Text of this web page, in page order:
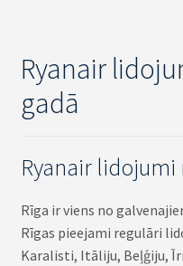
Ryanair
gadā
Ryanair lidojumi
Rīga ir viens no
Rīgas pieejami regulāri
Karalisti, Itāliju, Beļģiju,